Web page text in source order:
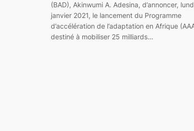
(BAD), Akinwumi A. Adesina, d’annoncer,
janvier 2021, le lancement du Programme
d’accélération de l’adaptation en Afrique
destiné à mobiliser 25 milliards…